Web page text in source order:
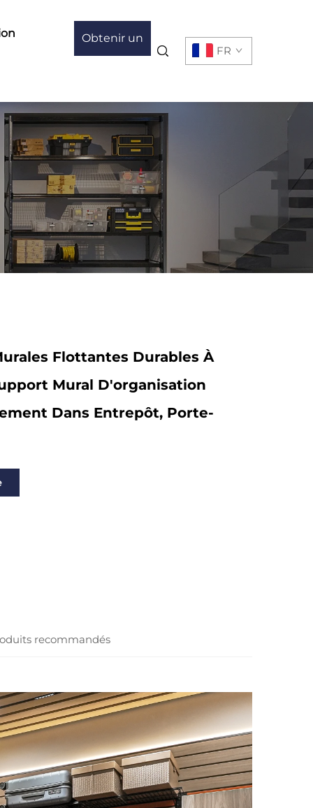
Obtenir un
FR
Flottantes Durables À
Mural D'organisation
Dans Entrepôt, Porte-
recommandés